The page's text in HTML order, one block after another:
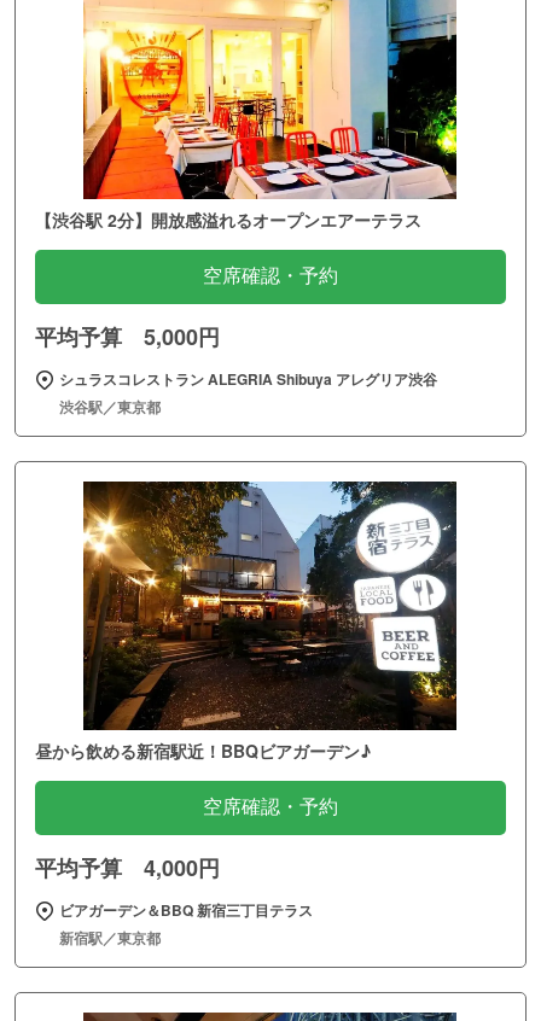
【渋谷駅 2分】開放感溢れるオープンエアーテラス
空席確認・予約
平均予算 5,000円
シュラスコレストラン ALEGRIA Shibuya アレグリア渋谷
渋谷駅／東京都
昼から飲める新宿駅近！BBQビアガーデン♪
空席確認・予約
平均予算 4,000円
ビアガーデン＆BBQ 新宿三丁目テラス
新宿駅／東京都